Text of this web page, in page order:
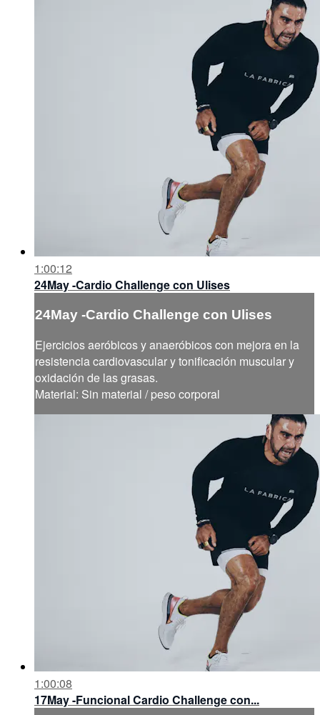
1:00:12
24May -Cardio Challenge con Ulises
24May -Cardio Challenge con Ulises
Ejercicios aeróbicos y anaeróbicos con mejora en la
resistencia cardiovascular y tonificación muscular y
oxidación de las grasas.
Material: Sin material / peso corporal
1:00:08
17May -Funcional Cardio Challenge con...